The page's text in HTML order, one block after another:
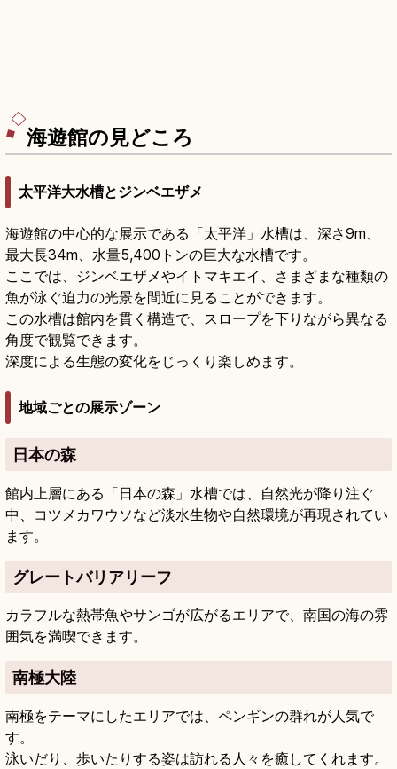
海遊館の見どころ
太平洋大水槽とジンベエザメ
海遊館の中心的な展示である「太平洋」水槽は、深さ9m、
最大長34m、水量5,400トンの巨大な水槽です。
ここでは、ジンベエザメやイトマキエイ、さまざまな種類の
魚が泳ぐ迫力の光景を間近に見ることができます。
この水槽は館内を貫く構造で、スロープを下りながら異なる
角度で観覧できます。
深度による生態の変化をじっくり楽しめます。
地域ごとの展示ゾーン
日本の森
館内上層にある「日本の森」水槽では、自然光が降り注ぐ
中、コツメカワウソなど淡水生物や自然環境が再現されてい
ます。
グレートバリアリーフ
カラフルな熱帯魚やサンゴが広がるエリアで、南国の海の雰
囲気を満喫できます。
南極大陸
南極をテーマにしたエリアでは、ペンギンの群れが人気で
す。
泳いだり、歩いたりする姿は訪れる人々を癒してくれます。